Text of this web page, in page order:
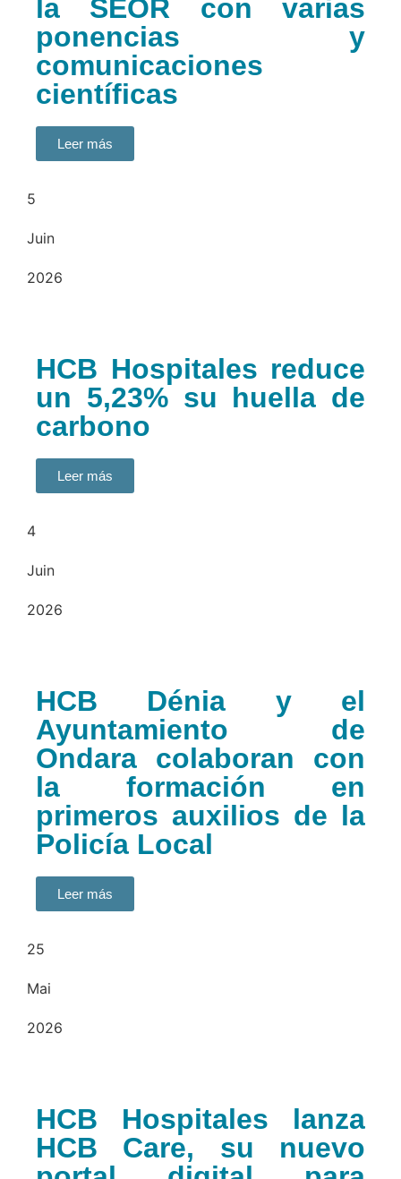
la SEOR con varias
ponencias y
comunicaciones
científicas
Leer más
5
Juin
2026
HCB Hospitales reduce
un 5,23% su huella de
carbono
Leer más
4
Juin
2026
HCB Dénia y el
Ayuntamiento de
Ondara colaboran con
la formación en
primeros auxilios de la
Policía Local
Leer más
25
Mai
2026
HCB Hospitales lanza
HCB Care, su nuevo